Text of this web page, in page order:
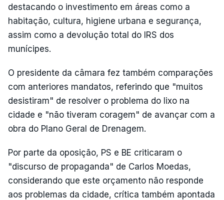
destacando o investimento em áreas como a
habitação, cultura, higiene urbana e segurança,
assim como a devolução total do IRS dos
munícipes.
O presidente da câmara fez também comparações
com anteriores mandatos, referindo que "muitos
desistiram" de resolver o problema do lixo na
cidade e "não tiveram coragem" de avançar com a
obra do Plano Geral de Drenagem.
Por parte da oposição, PS e BE criticaram o
"discurso de propaganda" de Carlos Moedas,
considerando que este orçamento não responde
aos problemas da cidade, crítica também apontada